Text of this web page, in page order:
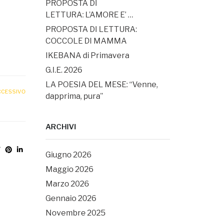
PROPOSTA DI
LETTURA: L’AMORE E’ …
PROPOSTA DI LETTURA:
COCCOLE DI MAMMA
IKEBANA di Primavera
G.I.E. 2026
LA POESIA DEL MESE: “Venne,
dapprima, pura”
ARCHIVI
Giugno 2026
Maggio 2026
Marzo 2026
Gennaio 2026
Novembre 2025